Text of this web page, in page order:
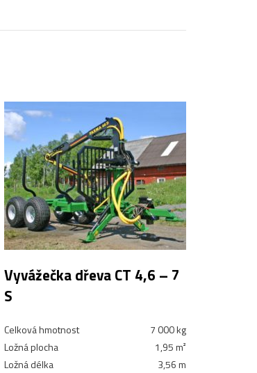
Vyvážečka dřeva CT 4,6 – 7
S
Celková hmotnost
7 000 kg
Ložná plocha
1,95 m²
Ložná délka
3,56 m